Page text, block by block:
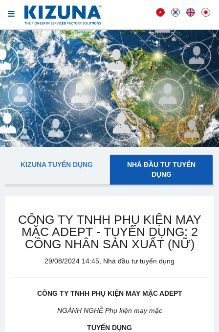
KIZUNA TUYỂN DỤNG
NHÀ ĐẦU TƯ TUYỂN
DỤNG
CÔNG TY TNHH PHỤ KIỆN MAY
MẶC ADEPT - TUYỂN DỤNG: 2
CÔNG NHÂN SẢN XUẤT (NỮ)
29/08/2024 14:45, Nhà đầu tư tuyển dụng
CÔNG TY TNHH PHỤ KIỆN MAY MẶC ADEPT
NGÀNH NGHỀ Phụ kiện may mặc
TUYỂN DỤNG